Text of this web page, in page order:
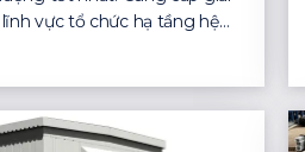
vực tổ chức hạ tầng hệ